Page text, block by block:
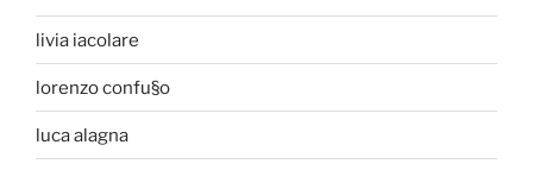
livia iacolare
lorenzo confu§o
luca alagna